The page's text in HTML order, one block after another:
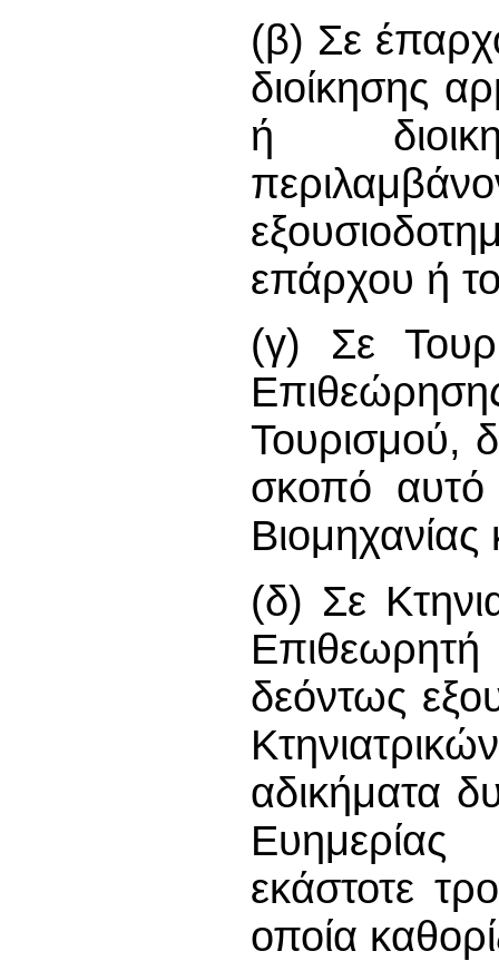
(β) Σε
διοίκησης
ή
επάρχου ή
(γ) Σε
Τουρισμού,
σκοπό
Βιομηχανίας
(δ) Σε
δεόντως
αδικήματα
εκάστοτε
οποία